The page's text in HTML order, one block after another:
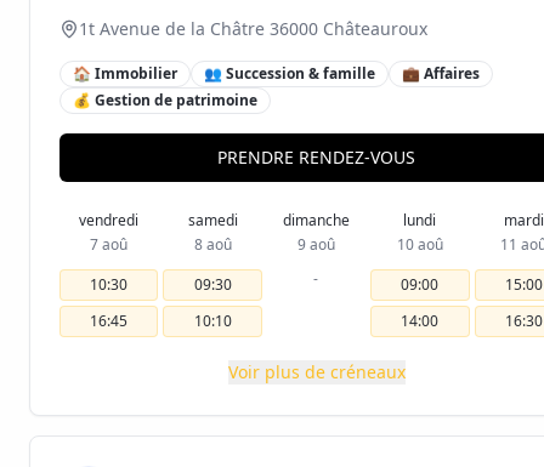
1t Avenue de la Châtre 36000 Châteauroux
🏠 Immobilier 👥 Succession & famille
💼 Affaires
💰 Gestion de patrimoine
PRENDRE RENDEZ-VOUS
vendredi
7 aoû
10:30
16:45
samedi
8 aoû
09:30
10:10
dimanche
9 aoû
-
lundi
10 aoû
09:00
14:00
mardi
11
15:00
16:30
Voir plus de créneaux